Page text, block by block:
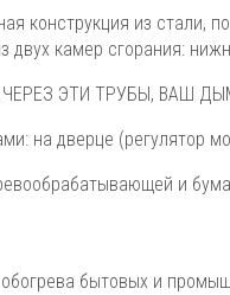
конструкция из стали,
двух камер сгорания:
ЭТИ ТРУБЫ, ВАШ
на дверце (регулятор
и
бытовых и